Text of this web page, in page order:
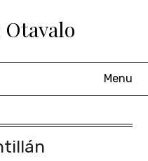
Menu